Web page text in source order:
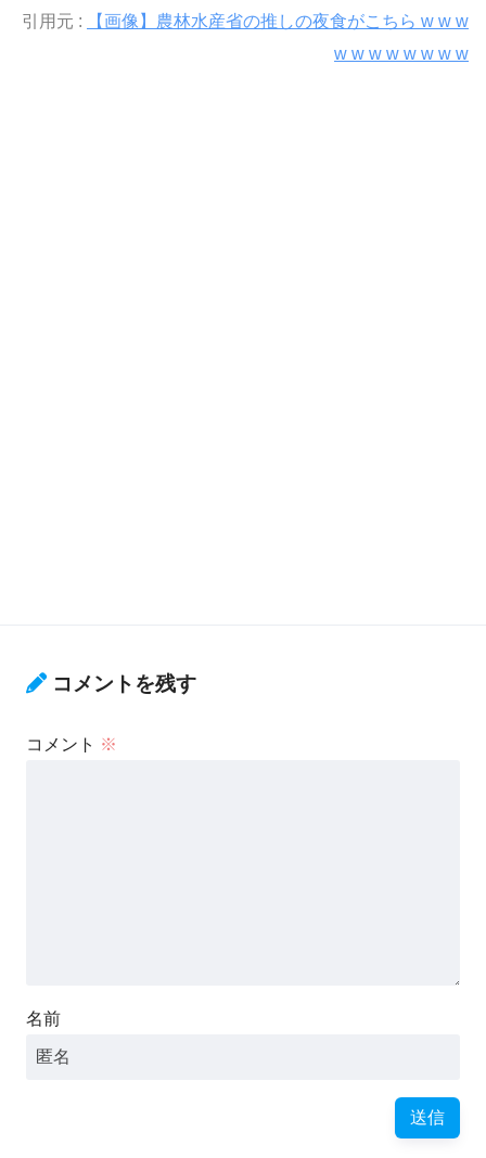
引用元 :
【画像】農林水産省の推しの夜食がこちら w w w
w w w w w w w w
コメントを残す
コメント ※
名前